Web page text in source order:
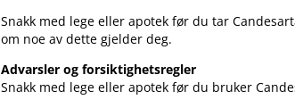
Snakk med lege eller apotek før du tar
om noe av dette gjelder deg.
Advarsler og forsiktighetsregler
Snakk med lege eller apotek før du bruker